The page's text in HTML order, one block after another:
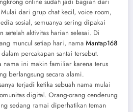
online sudah jadi bagian dari
dari grup chat kecil, voice room,
sosial, semuanya sering dipakai
aktivitas harian selesai. Di
muncul setiap hari, nama Mantap168
percakapan santai tersebut.
nama ini makin familiar karena terus
berlangsung secara alami.
terjadi ketika sebuah nama mulai
digital. Orang-orang cenderung
sedang ramai diperhatikan teman